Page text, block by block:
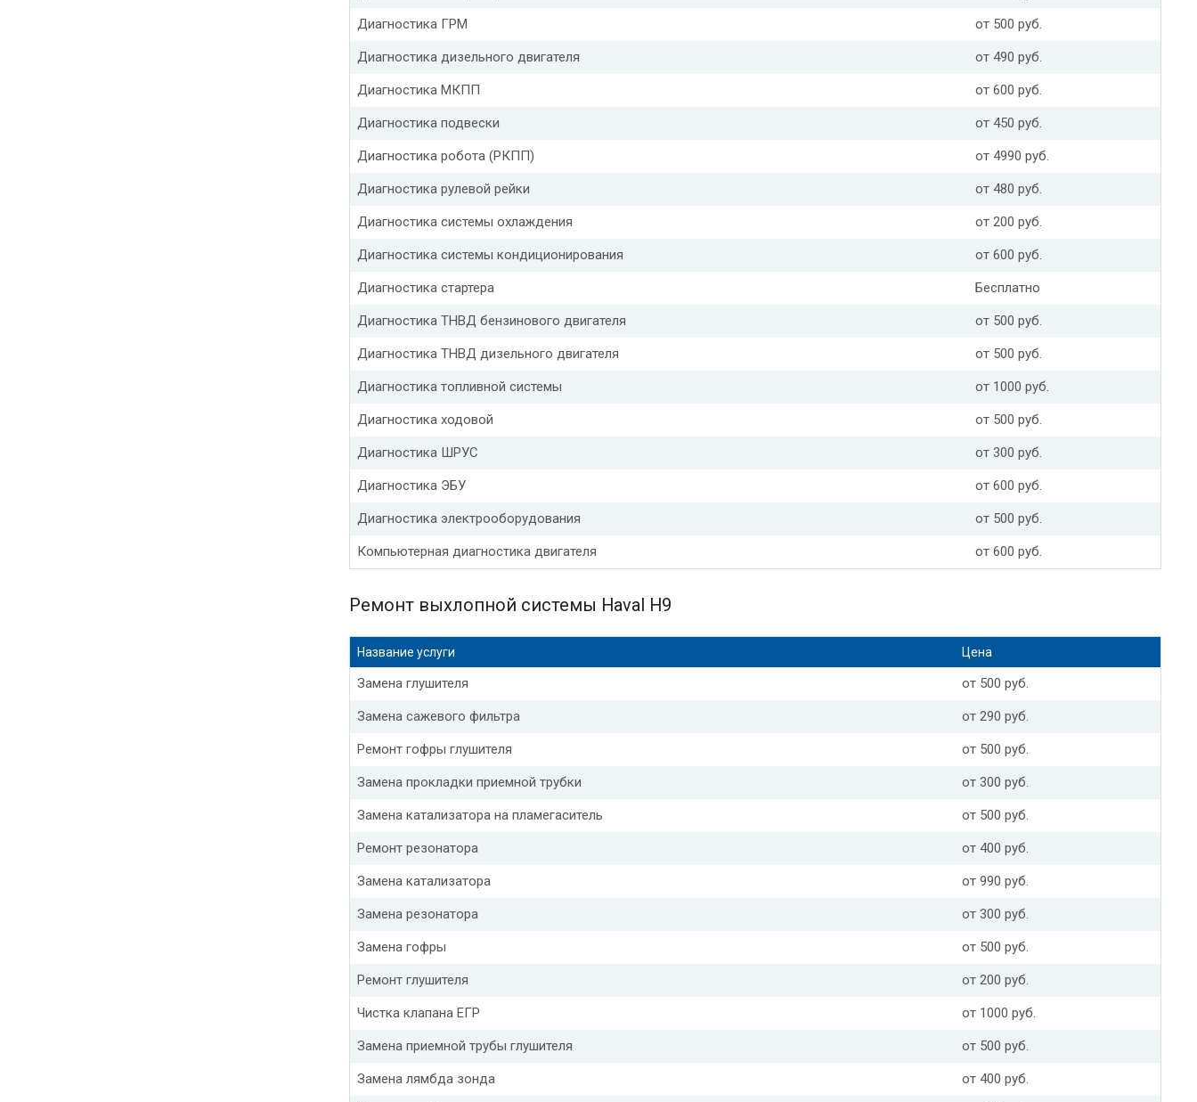
Диагностика ГРМ от 500 руб.
Диагностика дизельного двигателя от 490 руб.
Диагностика МКПП от 600 руб.
Диагностика подвески от 450 руб.
Диагностика робота (РКПП) от 4990 руб.
Диагностика рулевой рейки от 480 руб.
Диагностика системы охлаждения от 200 руб.
Диагностика системы кондиционирования от 600 руб.
Диагностика стартера Бесплатно
Диагностика ТНВД бензинового двигателя от 500 руб.
Диагностика ТНВД дизельного двигателя от 500 руб.
Диагностика топливной системы от 1000 руб.
Диагностика ходовой от 500 руб.
Диагностика ШРУС от 300 руб.
Диагностика ЭБУ от 600 руб.
Диагностика электрооборудования от 500 руб.
Компьютерная диагностика двигателя от 600 руб.
Ремонт выхлопной системы Haval H9
Название услуги Цена
Замена глушителя от 500 руб.
Замена сажевого фильтра от 290 руб.
Ремонт гофры глушителя от 500 руб.
Замена прокладки приемной трубки от 300 руб.
Замена катализатора на пламегаситель от 500 руб.
Ремонт резонатора от 400 руб.
Замена катализатора от 990 руб.
Замена резонатора от 300 руб.
Замена гофры от 500 руб.
Ремонт глушителя от 200 руб.
Чистка клапана ЕГР от 1000 руб.
Замена приемной трубы глушителя от 500 руб.
Замена лямбда зонда от 400 руб.